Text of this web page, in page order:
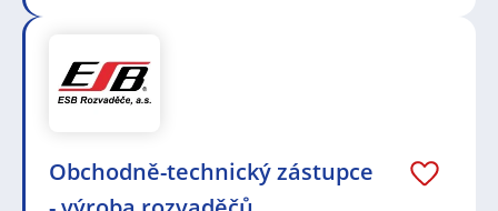
Obchodně-technický zástupce